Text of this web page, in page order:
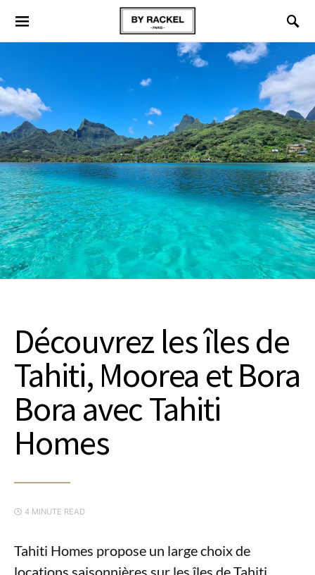
Découvrez les îles de
Tahiti, Moorea et Bora
Bora avec Tahiti
Homes
4 MINUTE READ
Tahiti Homes propose un large choix de
locations saisonnières sur les îles de Tahiti,